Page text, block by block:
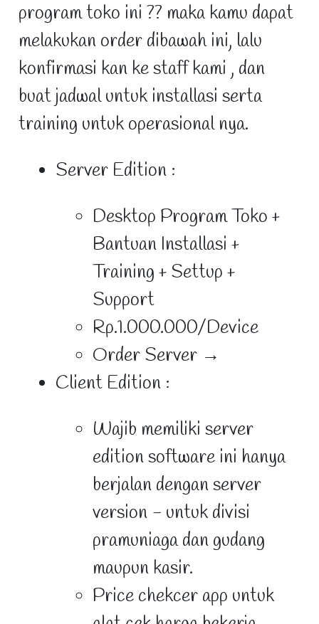
program toko ini ?? maka kamu dapat
melakukan order dibawah ini, lalu
konfirmasi kan ke staff kami , dan
buat jadwal untuk installasi serta
training untuk operasional nya.
Server Edition :
Desktop Program Toko +
Bantuan Installasi +
Training + Settup +
Support
Rp.1.000.000/Device
Order Server →
Client Edition :
Wajib memiliki server
edition software ini hanya
berjalan dengan server
version - untuk divisi
pramuniaga dan gudang
maupun kasir.
Price chekcer app untuk